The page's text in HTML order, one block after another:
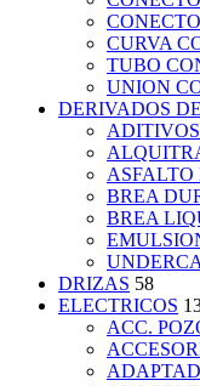
CURVA
TUBO
UNION
DERIVADOS
BREA
BREA
DRIZAS 58
ELECTRICOS
ACC.